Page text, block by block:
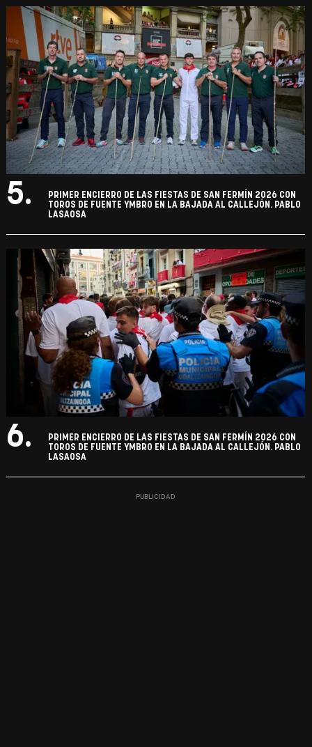
5.
PRIMER ENCIERRO DE LAS FIESTAS DE SAN FERMÍN 2026 CON
TOROS DE FUENTE YMBRO EN LA BAJADA AL CALLEJÓN. PABLO
LASAOSA
6.
PRIMER ENCIERRO DE LAS FIESTAS DE SAN FERMÍN 2026 CON
TOROS DE FUENTE YMBRO EN LA BAJADA AL CALLEJÓN. PABLO
LASAOSA